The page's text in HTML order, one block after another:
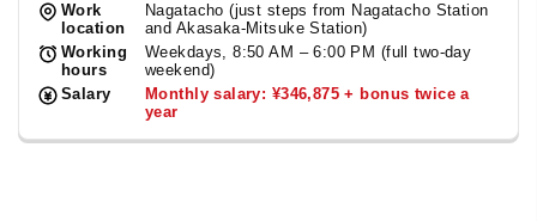
Work
location
Nagatacho (just steps from Nagatacho Station
and Akasaka-Mitsuke Station)
Working
hours
Weekdays, 8:50 AM – 6:00 PM (full two-day
weekend)
Salary
Monthly salary: ¥346,875 + bonus twice a
year